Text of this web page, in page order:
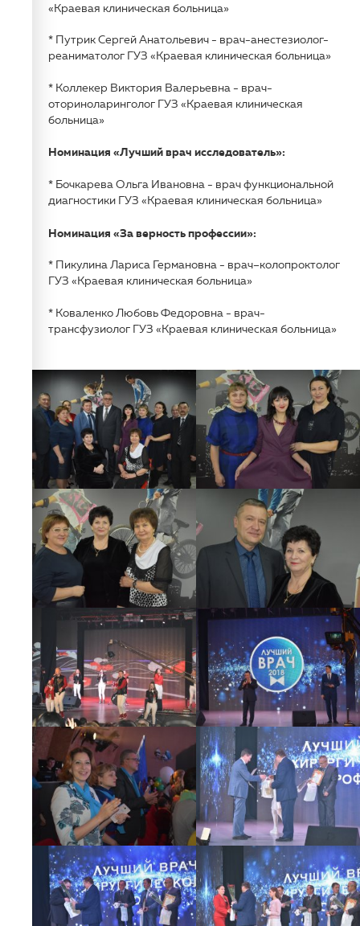
«Краевая клиническая больница»
* Путрик Сергей Анатольевич - врач-анестезиолог-
реаниматолог ГУЗ «Краевая клиническая больница»
* Коллекер Виктория Валерьевна - врач-
оториноларинголог ГУЗ «Краевая клиническая
больница»
Номинация «Лучший врач исследователь»:
* Бочкарева Ольга Ивановна - врач функциональной
диагностики ГУЗ «Краевая клиническая больница»
Номинация «За верность профессии»:
* Пикулина Лариса Германовна - врач–колопроктолог
ГУЗ «Краевая клиническая больница»
* Коваленко Любовь Федоровна - врач-
трансфузиолог ГУЗ «Краевая клиническая больница»